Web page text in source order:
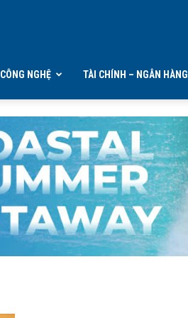
CÔNG NGHỆ TÀI CHÍNH – NGÂN HÀNG